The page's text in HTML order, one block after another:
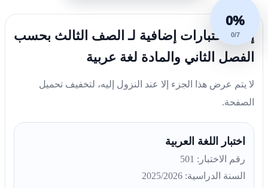
0%
0/7
إليك اختبارات إضافية لـ الصف الثالث بحسب
الفصل الثاني والمادة لغة عربية
لا يتم عرض هذا الجزء إلا عند النزول إليه، لتخفيف تحميل
الصفحة.
اختبار اللغة العربية
رقم الاختبار: 501
السنة الدراسية: 2025/2026